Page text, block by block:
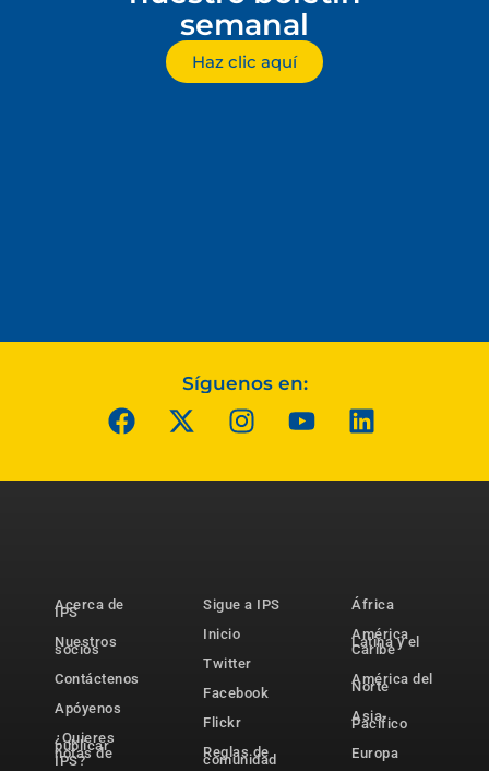
semanal
Haz clic aquí
Síguenos en:
Acerca de
IPS
Nuestros
socios
Contáctenos
Apóyenos
¿Quieres
publicar
notas de
IPS?
Sigue a IPS
Inicio
Twitter
Facebook
Flickr
Reglas de
comunidad
África
América
Latina y el
Caribe
América del
Norte
Asia-
Pacífico
Europa